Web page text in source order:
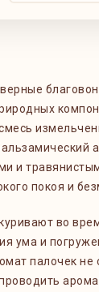
и
покоя и
во
ума и
палочек не